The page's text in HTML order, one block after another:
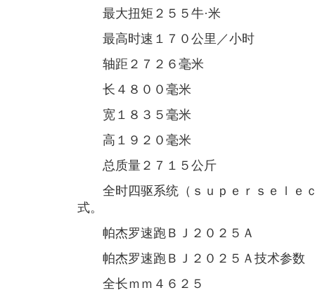
最大扭矩２５５牛·米
最高时速１７０公里／小时
轴距２７２６毫米
长４８００毫米
宽１８３５毫米
高１９２０毫米
总质量２７１５公斤
全时四驱系统（ｓｕｐｅｒｓｅｌｅ
式。
帕杰罗速跑ＢＪ２０２５Ａ
帕杰罗速跑ＢＪ２０２５Ａ技术参数
全长ｍｍ４６２５